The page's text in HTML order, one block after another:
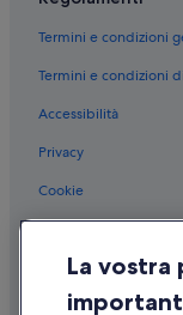
Termini e condizioni
Termini e condizioni
Accessibilità
Privacy
Cookie
Informazioni legali/
Linee guida sui
La vostra